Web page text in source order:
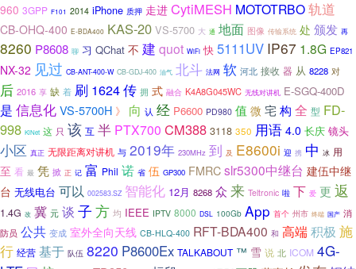
960 3GPP F101 2014 iPhone 质押 走进 CytiMESH MOTOTRBO轨道
CB-OHQ-400 E-BDA400 KAS-20 VS-5700 大 通 地面 图像 传输系统 处 颁发 再
8260 P8608 聊 习 QChat 不 建 quot WiFi 快 5111UV IP67 1.8G EP821
NX-32 见过 CB-ANT-400-W CB-GDJ-400 油气 北斗 法网 软 河北 接收 器 从 8228 对
后 2016 享 缺 着 刷 1624传 拥 式 融合 K4A8G045WC 无线对讲机 E-SGQ-400D
是 信息化VS-5700H 》 向 认 经 P6600 PD980 值 微 宅构 全 型 FD-
998 KiNet 这 只 该 互 半 PTX700 CM388 3118 350 用语 4.0 长庆 镜头
小区 真正 无限距离对讲机 与 2019年 230MHz 到 及 E8600i 迎 携 中 冰 用
至 看 最 凭 掀 正 记 富 Phil 诺 省 伍 GP300 FMRCslr5300中继台 建伍中继
台 无线电台 可以 002583.SZ 智能化 12月 8268 众 来 Teltronic 啦 下 爱 更 返
1.4G 改 冀 元 谈 子 方 均 IEEE IPTV 8000 DSL 100Gb App 首个 州市 终端 国产 消
防员 公共 变成 室外全向天线 CB-HLQ-400 RFT-BDA400 和 高端积极 施
行 经营 基于 队伍 8220 P8600Ex TALKABOUT ™ 雪 说 北 ICOM 4G-